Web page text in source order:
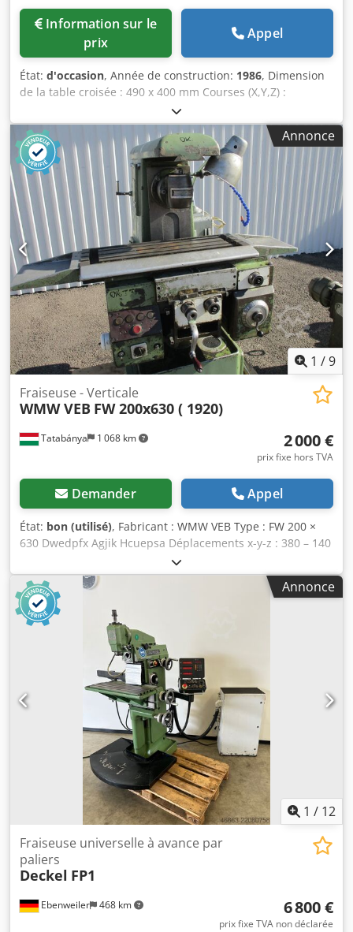
prix
Appel
État: d'occasion, Année de construction: 1986, Dimension
de la table croisée : 490 x 400 mm Courses (X,Y,Z) :
320x385x430 mm Vitesse de rotation : 560 - 14 000 tr/min
Porte-outil SK 30 Dwjdpfx Aexbh E Usgpea Charge
maximale de la table : 100 kg Poids env. 500 kg Fraiseuse
de modélisme Inclut meuble bas et accessoires : 1 lot de
pinces de serrage, fraises cylindriques
Annonce
1 /9
Tatabánya 1 068 km
Fraiseuse - Verticale
WMW VEB FW 200x630 ( 1920)
2 000 €
prix fixe hors TVA
Demander Appel
État: bon (utilisé), Fabricant : WMW VEB Type : FW 200 ×
630 Dwedpfx Agjik Hcuepsa Déplacements x-y-z : 380 – 140
– 230 mm. Dimensions de la table : 200 x 630 mm.
Annonce
1 / 12
Ebenweiler 468 km
Fraiseuse universelle à avance par
paliers
Deckel FP1
6 800 €
prix fixe TVA non déclarée